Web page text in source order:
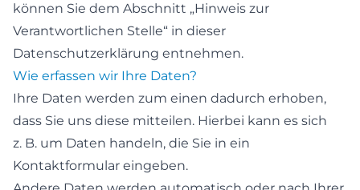
können Sie dem Abschnitt „Hinweis zur
Verantwortlichen Stelle“ in dieser
Datenschutzerklärung entnehmen.
Wie erfassen wir Ihre Daten?
Ihre Daten werden zum einen dadurch erhoben,
dass Sie uns diese mitteilen. Hierbei kann es sich
z. B. um Daten handeln, die Sie in ein
Kontaktformular eingeben.